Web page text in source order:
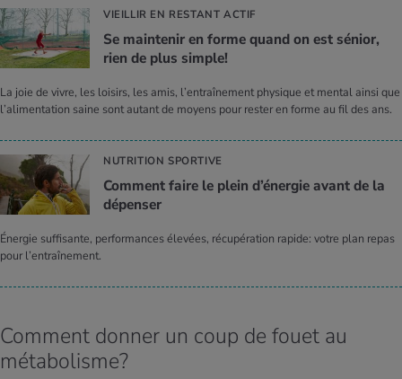
VIEILLIR EN RESTANT ACTIF
Se main­te­nir en forme quand on est sénior,
rien de plus simple!
La joie de vivre, les loisirs, les amis, l’entraînement physique et mental ainsi que
l’alimentation saine sont autant de moyens pour rester en forme au fil des ans.
NUTRITION SPORTIVE
Com­ment faire le plein d’éner­gie avant de la
dépen­ser
Énergie suffisante, performances élevées, récupération rapide: votre plan repas
pour l’entraînement.
Comment donner un coup de fouet au
métabolisme?